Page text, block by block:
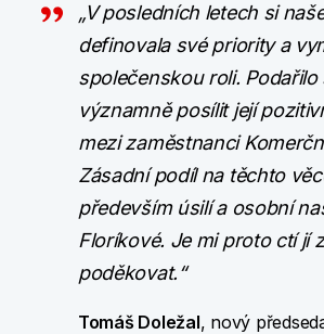
„V posledních letech si
definovala své priority a
společenskou roli. Podařilo
významně posílit její
mezi zaměstnanci
Zásadní podíl na těchto
především úsilí a osobní
Floríkové. Je mi proto ctí jí
poděkovat.“
Tomáš Doležal, nový